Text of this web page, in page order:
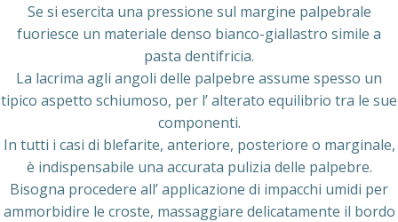
Se si esercita una pressione sul margine palpebrale
fuoriesce un materiale denso bianco-giallastro simile a
pasta dentifricia.
La lacrima agli angoli delle palpebre assume spesso un
tipico aspetto schiumoso, per l’ alterato equilibrio tra le sue
componenti.
In tutti i casi di blefarite, anteriore, posteriore o marginale,
è indispensabile una accurata pulizia delle palpebre.
Bisogna procedere all’ applicazione di impacchi umidi per
ammorbidire le croste, massaggiare delicatamente il bordo